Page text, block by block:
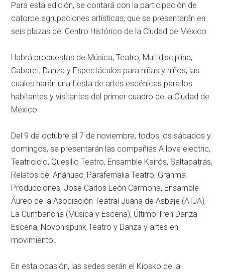
Para esta edición, se contará con la participación de
catorce agrupaciones artísticas, que se presentarán en
seis plazas del Centro Histórico de la Ciudad de México.
Habrá propuestas de Música, Teatro, Multidisciplina,
Cabaret, Danza y Espectáculos para niñas y niños, las
cuales harán una fiesta de artes escénicas para los
habitantes y visitantes del primer cuadro de la Ciudad de
México.
Del 9 de octubre al 7 de noviembre, todos los sábados y
domingos, se presentarán las compañías A love electric,
Teatriciclo, Quesillo Teatro, Ensamble Kairós, Saltapatrás,
Relatos del Anáhuac, Parafernalia Teatro, Granma
Producciones, José Carlos León Carmona, Ensamble
Áureo de la Asociación Teatral Juana de Asbaje (ATJA),
La Cumbancha (Música y Escena), Último Tren Danza
Escena, Novohispunk Teatro y Danza y artes en
movimiento.
En esta ocasión, las sedes serán el Kiosko de la